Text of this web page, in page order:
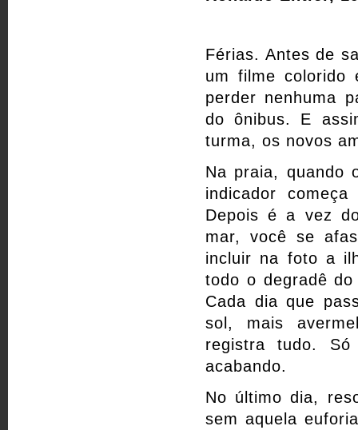
Férias. Antes de
um filme colorido
perder nenhuma
do ônibus. E
turma, os novos
Na praia, quando
indicador
Depois é a vez
mar, você se
incluir na foto a
todo o degradê
Cada dia que
sol, mais
registra tudo.
acabando.
No último dia,
sem aquela